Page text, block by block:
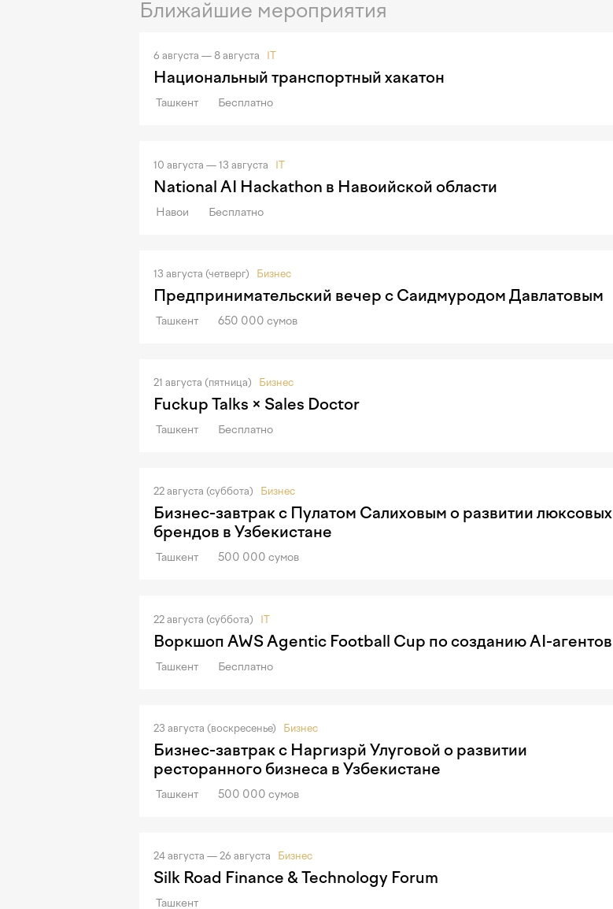
Ближайшие мероприятия
6 августа — 8 августа IT
Национальный транспортный хакатон
Ташкент Бесплатно
10 августа — 13 августа IT
National AI Hackathon в Навоийской области
Навои Бесплатно
13 августа (четверг) Бизнес
Предпринимательский вечер с Саидмуродом Давлатовым
Ташкент 650 000 сумов
21 августа (пятница) Бизнес
Fuckup Talks × Sales Doctor
Ташкент Бесплатно
22 августа (суббота) Бизнес
Бизнес-завтрак с Пулатом Салиховым о развитии люксовых
брендов в Узбекистане
Ташкент 500 000 сумов
22 августа (суббота) IT
Воркшоп AWS Agentic Football Cup по созданию AI-агентов
Ташкент Бесплатно
23 августа (воскресенье) Бизнес
Бизнес-завтрак с Наргизрй Улуговой о развитии
ресторанного бизнеса в Узбекистане
Ташкент 500 000 сумов
24 августа — 26 августа Бизнес
Silk Road Finance & Technology Forum
Ташкент